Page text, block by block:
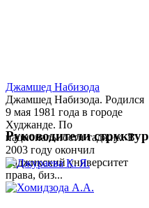
Джамшед Набизода
Джамшед Набизода. Родился
9 мая 1981 года в городе
Худжанде. По
национальности таджик. В
2003 году окончил
Таджикский университет
права, биз...
Руководители структур